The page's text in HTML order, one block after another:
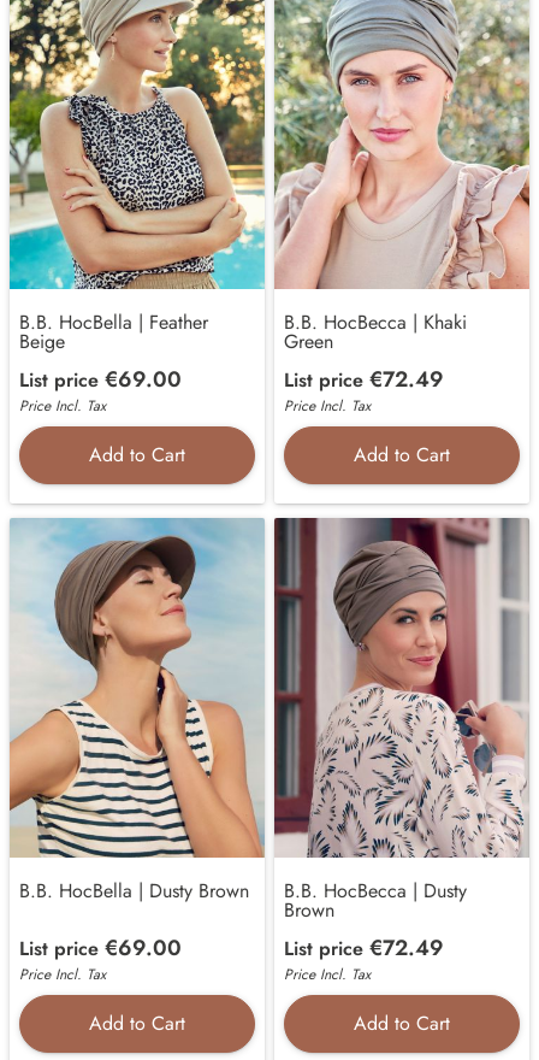
B.B. HocBella | Feather
Beige
List price €69.00
Price Incl. Tax
Add to Cart
B.B. HocBecca | Khaki
Green
List price €72.49
Price Incl. Tax
Add to Cart
B.B. HocBella | Dusty Brown
List price €69.00
Price Incl. Tax
Add to Cart
B.B. HocBecca | Dusty
Brown
List price €72.49
Price Incl. Tax
Add to Cart